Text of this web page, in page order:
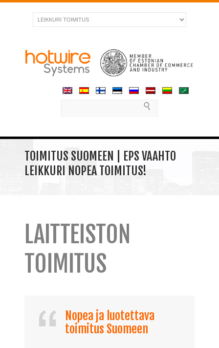
TOIMITUS SUOMEEN | EPS VAAHTO
LEIKKURI NOPEA TOIMITUS!
LAITTEISTON
TOIMITUS
Nopea ja luotettava
toimitus Suomeen